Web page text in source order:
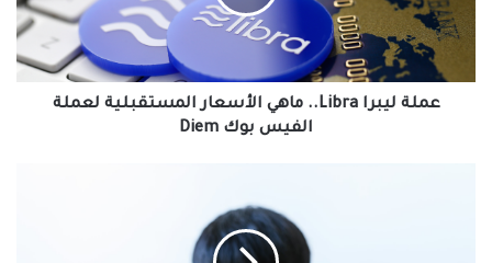
المستقبلية
لعملة
بوك
عملة ليبرا Libra.. ماهي الأسعار المستقبلية لعملة
الفيس بوك Diem